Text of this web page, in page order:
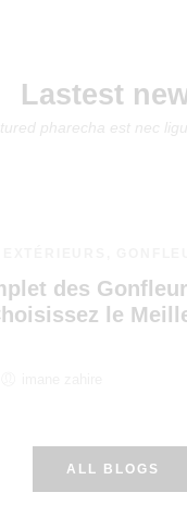
Lastest
pharecha est nec
des
le
ALL BLOGS